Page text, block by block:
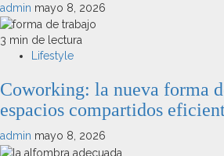
admin mayo 8, 2026
3 min de lectura
Lifestyle
Coworking: la nueva forma
espacios compartidos
admin mayo 8, 2026